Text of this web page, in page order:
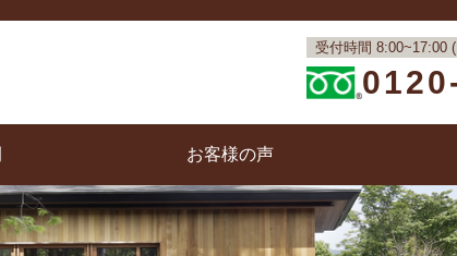
受付時間 8:00~17:00
お客様の声